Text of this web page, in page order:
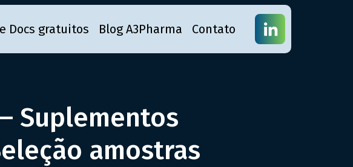
Docs gratuitos Blog A3Pharma Contato
– Suplementos
amostras